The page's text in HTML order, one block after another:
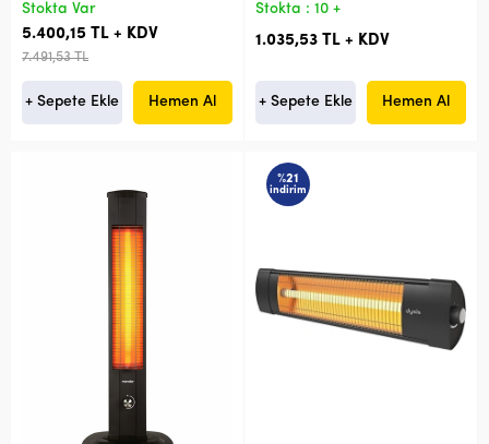
Stokta Var
5.400,15 TL + KDV
7.491,53 TL
+ Sepete Ekle Hemen Al
Stokta : 10 +
1.035,53 TL + KDV
+ Sepete Ekle Hemen Al
%21
indirim